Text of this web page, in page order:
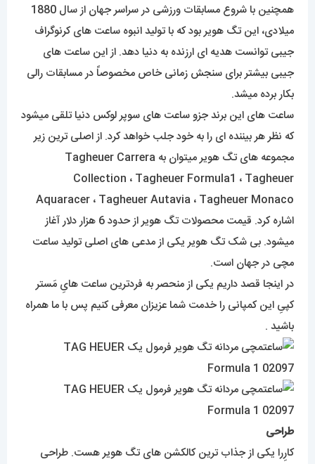
همچنین با شروع مسابقات ورزشی در سراسر جهان از سال 1880
میلادی، این تگ هویر بود که با تولید انبوه ساعت های کرنوگراف
جیبی توانست هدیه ای ارزنده به دنیا دهد. از این ساعت های
جیبی بیشتر برای سنجش زمانی خاص مخصوصاً در مسابقات رالی
بکار برده میشد.
ساعت های این برند جزو ساعت های سوپر لوکس دنیا تلقی میشود
که نظر هر بیننده ای را به خود جلب خواهد کرد. از اصلی ترین زیر
مجموعه های تگ هویر میتوان به Tagheuer Carrera
Collection ، Tagheuer Formula1 ، Tagheuer
Aquaracer ، Tagheuer Autavia ، Tagheuer Monaco
اشاره کرد. قیمت محصولات تگ هویر از حدود 6 هزار دلار آغاز
میشود. بی شک تگ هویر یکی از مدعی های اصلی تولید ساعت
مچی در جهان است.
در اینجا قصد داریم یکی از منحصر به فردترین ساعت هایِ مَستر
کپیِ این کمپانی را خدمت شما عزیزان معرفی کنیم پس با ما همراه
باشید .
طراحی
کارِرا یکی از جذاب ترین کالکشن های تگ هویر هست. طراحی